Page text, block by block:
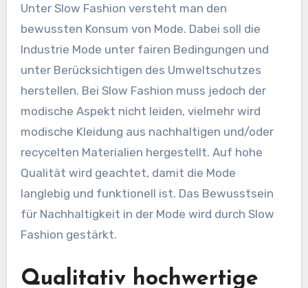
Unter Slow Fashion versteht man den
bewussten Konsum von Mode. Dabei soll die
Industrie Mode unter fairen Bedingungen und
unter Berücksichtigen des Umweltschutzes
herstellen. Bei Slow Fashion muss jedoch der
modische Aspekt nicht leiden, vielmehr wird
modische Kleidung aus nachhaltigen und/oder
recycelten Materialien hergestellt. Auf hohe
Qualität wird geachtet, damit die Mode
langlebig und funktionell ist. Das Bewusstsein
für Nachhaltigkeit in der Mode wird durch Slow
Fashion gestärkt.
Qualitativ hochwertige